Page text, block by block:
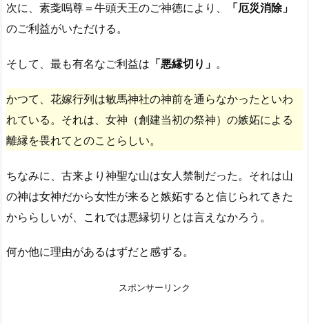
次に、素戔嗚尊＝牛頭天王のご神徳により、
「厄災消除」
のご利益がいただける。
そして、 最も有名なご利益は 「悪縁切り」 。
かつて、花嫁行列は敏馬神社の神前を通らなかったといわ
れている。それは、女神（創建当初の祭神）の嫉妬による
離縁を畏れてとのことらしい。
ちなみに、古来より神聖な山は女人禁制だった。それは山
の神は女神だから女性が来ると嫉妬すると信じられてきた
かららしいが、これでは悪縁切りとは言えなかろう。
何か他に理由があるはずだと感ずる。
スポンサーリンク